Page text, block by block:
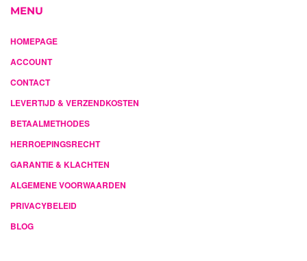
MENU
HOMEPAGE
ACCOUNT
CONTACT
LEVERTIJD & VERZENDKOSTEN
BETAALMETHODES
HERROEPINGSRECHT
GARANTIE & KLACHTEN
ALGEMENE VOORWAARDEN
PRIVACYBELEID
BLOG